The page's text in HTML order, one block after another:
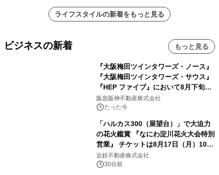
ライフスタイルの新着をもっと見る
ビジネスの新着 もっと見る
『大阪梅田ツインタワーズ・ノース』
『大阪梅田ツインタワーズ・サウス』
『HEP ファイブ』において8月下旬か
ら 「オフサイト型コーポレートPPA」
による 再生可能エネルギー電力の使用
阪急阪神不動産株式会社
たった今
「ハルカス300（展望台）」で大迫力
の花火鑑賞 『なにわ淀川花火大会特別
営業』 チケットは8月17日（月）10時
00分から販売開始！
近鉄不動産株式会社
30分前